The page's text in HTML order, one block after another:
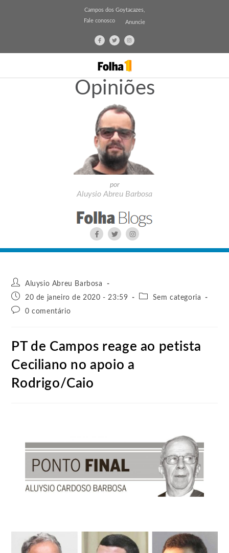
Campos dos Goytacazes,
Fale conosco
Anuncie
Opiniões
por
Aluysio Abreu Barbosa
Aluysio Abreu Barbosa
20 de janeiro de 2020 - 23:59
Sem categoria
0 comentário
PT de Campos reage ao petista
Ceciliano no apoio a
Rodrigo/Caio